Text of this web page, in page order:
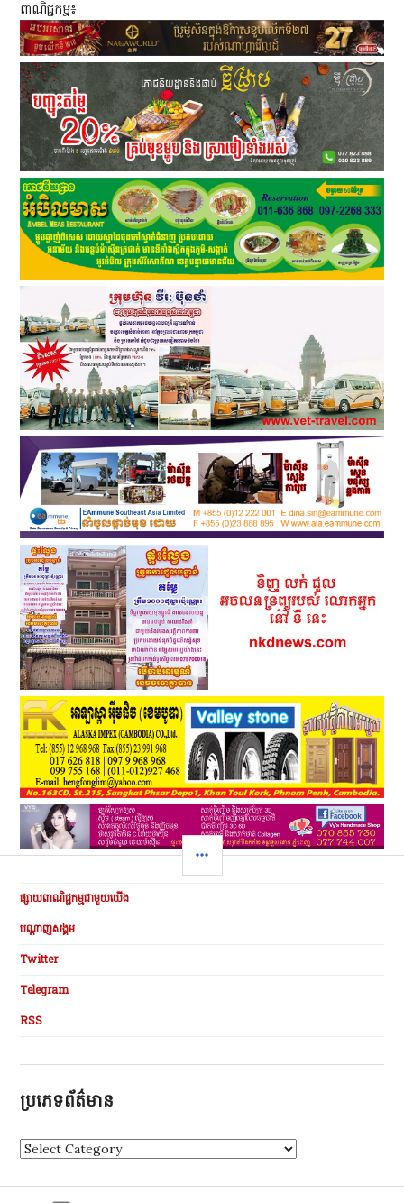
ពាណិជ្ជកម្ម៖
SIDEBAR
ផ្សាយពាណិជ្ជកម្មជាមួយយើង
បណ្ដាញសង្គម
Twitter
Telegram
RSS
ប្រភេទព័ត៌មាន
ប្
រ